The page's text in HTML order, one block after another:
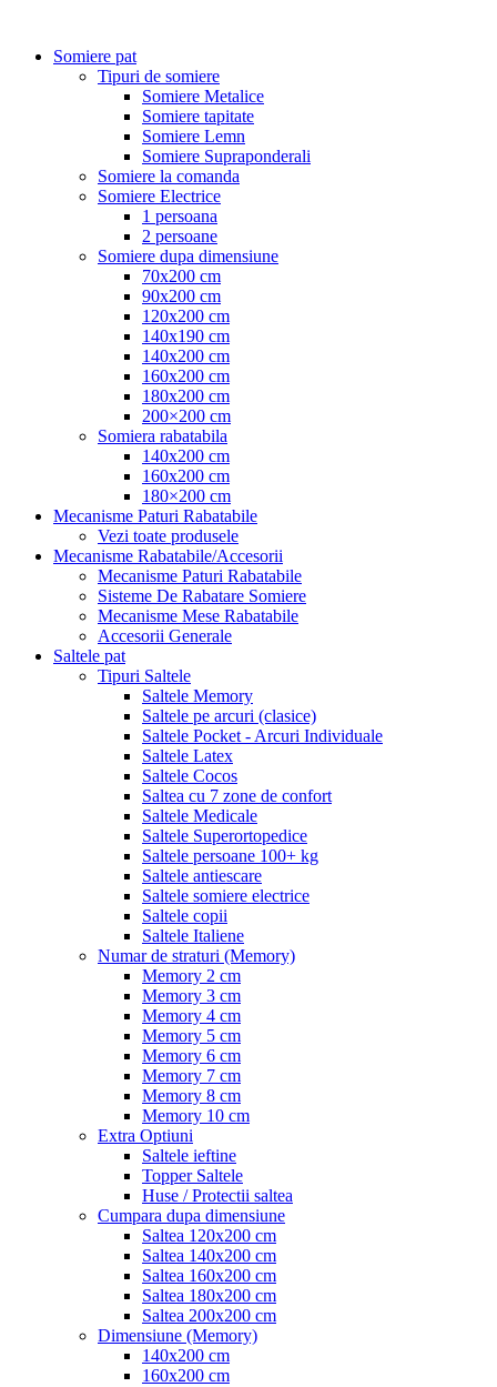
Somiere pat
Tipuri de somiere
Somiere Metalice
Somiere tapitate
Somiere Lemn
Somiere Supraponderali
Somiere la comanda
Somiere Electrice
1 persoana
2 persoane
Somiere dupa dimensiune
70x200 cm
90x200 cm
120x200 cm
140x190 cm
140x200 cm
160x200 cm
180x200 cm
200×200 cm
Somiera rabatabila
140x200 cm
160x200 cm
180×200 cm
Mecanisme Paturi Rabatabile
Vezi toate produsele
Mecanisme Rabatabile/Accesorii
Mecanisme Paturi Rabatabile
Sisteme De Rabatare Somiere
Mecanisme Mese Rabatabile
Accesorii Generale
Saltele pat
Tipuri Saltele
Saltele Memory
Saltele pe arcuri (clasice)
Saltele Pocket - Arcuri Individuale
Saltele Latex
Saltele Cocos
Saltea cu 7 zone de confort
Saltele Medicale
Saltele Superortopedice
Saltele persoane 100+ kg
Saltele antiescare
Saltele somiere electrice
Saltele copii
Saltele Italiene
Numar de straturi (Memory)
Memory 2 cm
Memory 3 cm
Memory 4 cm
Memory 5 cm
Memory 6 cm
Memory 7 cm
Memory 8 cm
Memory 10 cm
Extra Optiuni
Saltele ieftine
Topper Saltele
Huse / Protectii saltea
Cumpara dupa dimensiune
Saltea 120x200 cm
Saltea 140x200 cm
Saltea 160x200 cm
Saltea 180x200 cm
Saltea 200x200 cm
Dimensiune (Memory)
140x200 cm
160x200 cm